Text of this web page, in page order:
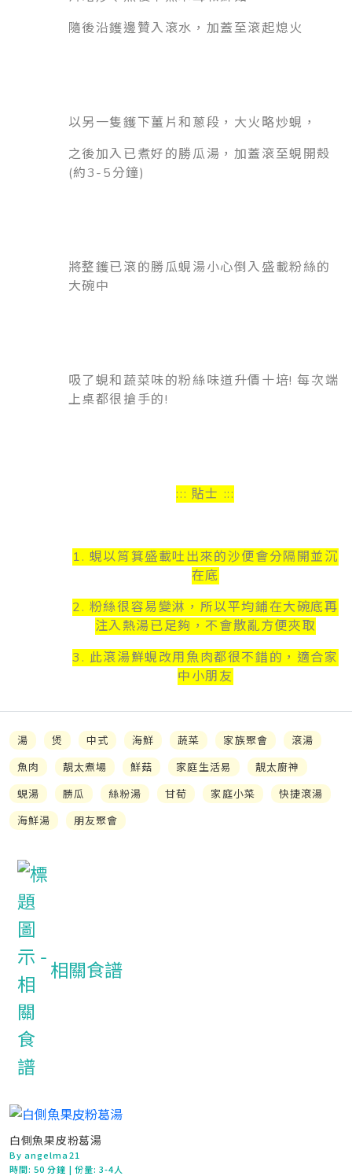
隨後沿鑊邊贊入滾水，加蓋至滾起熄火
以另一隻鑊下薑片和蔥段，大火略炒蜆，
之後加入已煮好的勝瓜湯，加蓋滾至蜆開殼
(約3-5分鐘)
將整鑊已滾的勝瓜蜆湯小心倒入盛載粉絲的
大碗中
吸了蜆和蔬菜味的粉絲味道升價十培! 每次端
上桌都很搶手的!
::: 貼士 :::
1. 蜆以筲箕盛載吐出來的沙便會分隔開並沉
在底
2. 粉絲很容易變淋，所以平均鋪在大碗底再
注入熱湯已足夠，不會散亂方便夾取
3. 此滾湯鮮蜆改用魚肉都很不錯的，適合家
中小朋友
湯 煲 中式 海鮮 蔬菜 家族聚會
滾湯
魚肉
靚太煮場 鮮菇 家庭生活易
靚太廚神
蜆湯
勝瓜 絲粉湯 甘荀 家庭小菜
快捷滾湯
海鮮湯
朋友聚會
相關食譜
白側魚果皮粉葛湯
By angelma21
時間:50 分鐘 | 份量: 3-4人